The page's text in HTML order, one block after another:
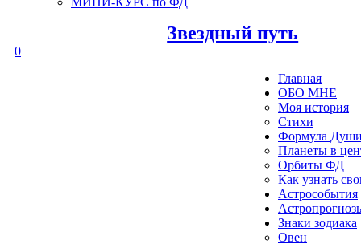
Звездный путь
0
Главная
ОБО МНЕ
Моя история
Стихи
Формула Души
Планеты в
Орбиты ФД
Как узнать
Астрособытия
Знаки зодиака
Овен